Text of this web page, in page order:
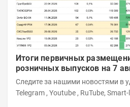
Итоги первичных
розничных выпусков на 7
Следите за нашими новостями в